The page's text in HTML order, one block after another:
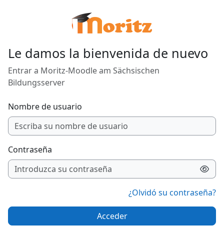
Le damos la bienvenida de nuevo
Entrar a Moritz-Moodle am Sächsischen
Bildungsserver
Nombre de usuario
Contraseña
¿Olvidó su contraseña?
Acceder